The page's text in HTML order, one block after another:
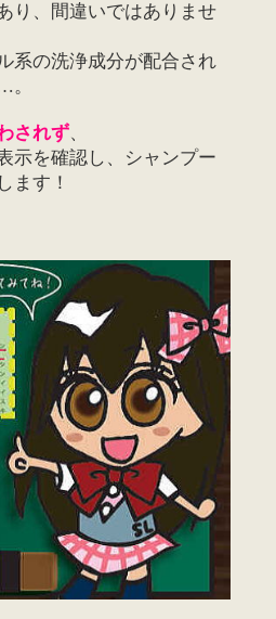
り、間違いではありませ
系の洗浄成分が配合され
。
されず、
示を確認し、シャンプー
ます！